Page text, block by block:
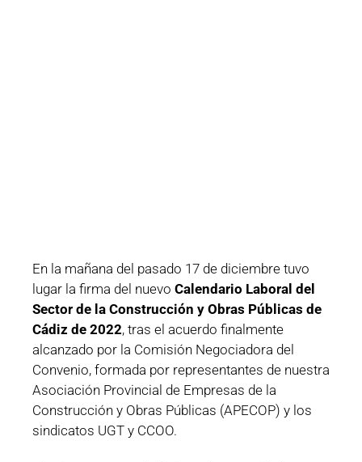
En la mañana del pasado 17 de diciembre tuvo
lugar la firma del nuevo Calendario Laboral del
Sector de la Construcción y Obras Públicas de
Cádiz de 2022, tras el acuerdo finalmente
alcanzado por la Comisión Negociadora del
Convenio, formada por representantes de nuestra
Asociación Provincial de Empresas de la
Construcción y Obras Públicas (APECOP) y los
sindicatos UGT y CCOO.